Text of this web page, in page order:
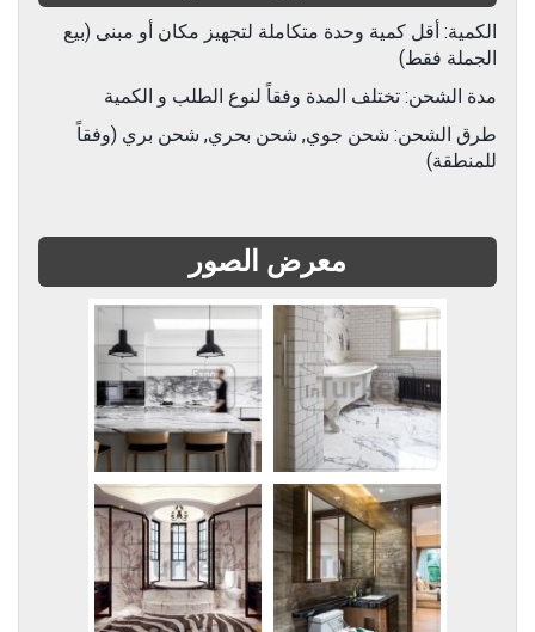
الكمية: أقل كمية وحدة متكاملة لتجهيز مكان أو مبنى (بيع
الجملة فقط)
مدة الشحن: تختلف المدة وفقاً لنوع الطلب و الكمية
طرق الشحن: شحن جوي, شحن بحري, شحن بري (وفقاً
للمنطقة)
معرض الصور